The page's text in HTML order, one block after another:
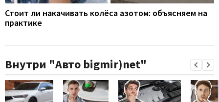
Стоит ли накачивать колёса азотом: объясняем на
практике
Внутри "Авто bigmir)net"